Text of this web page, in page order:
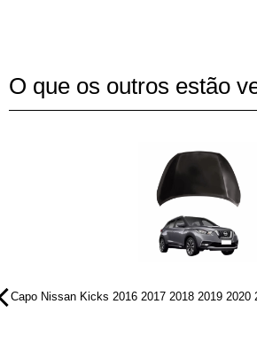
O que os outros estão
Capo Nissan Kicks 2016 2017 2018 2019 2020